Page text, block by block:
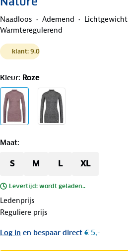
Naadloos Ademend Lichtgewicht
Warmteregulerend
klant: 9.0
Kleur: Roze
Maat:
S M L XL
Levertijd: wordt geladen..
Ledenprijs
Reguliere prijs
Log in en bespaar direct € 5,-